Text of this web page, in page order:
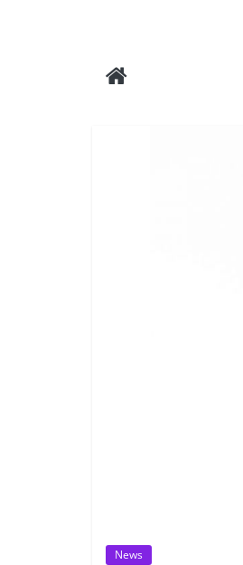
Wargods
News